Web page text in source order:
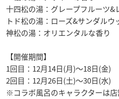
十四松の湯：グレープフルーツ&
トド松の湯：ローズ&サンダルウ
神松の湯：オリエンタルな香り
【開催期間】
1回目：12月14日(月)～18日(金)
2回目：12月26日(土)～30日(水)
※コラボ風呂のキャラクターは